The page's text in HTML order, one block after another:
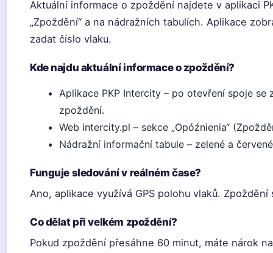
Aktuální informace o zpoždění najdete v aplikaci
„Zpoždění“ a na nádražních tabulích. Aplikace
zadat číslo vlaku.
Kde najdu aktuální informace o zpoždění?
Aplikace PKP Intercity – po otevření spoje
zpoždění.
Web intercity.pl – sekce „Opóźnienia“
Nádražní informační tabule – zelené a
Funguje sledování v reálném čase?
Ano, aplikace využívá GPS polohu vlaků.
Co dělat při velkém zpoždění?
Pokud zpoždění přesáhne 60 minut, máte nárok